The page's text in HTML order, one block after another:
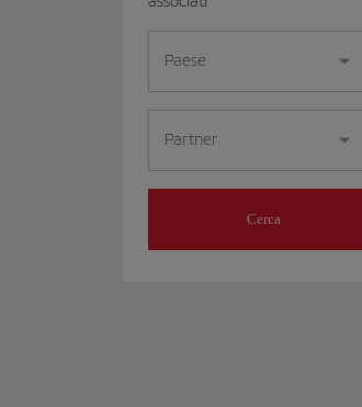
Paese
Partner
Cerca